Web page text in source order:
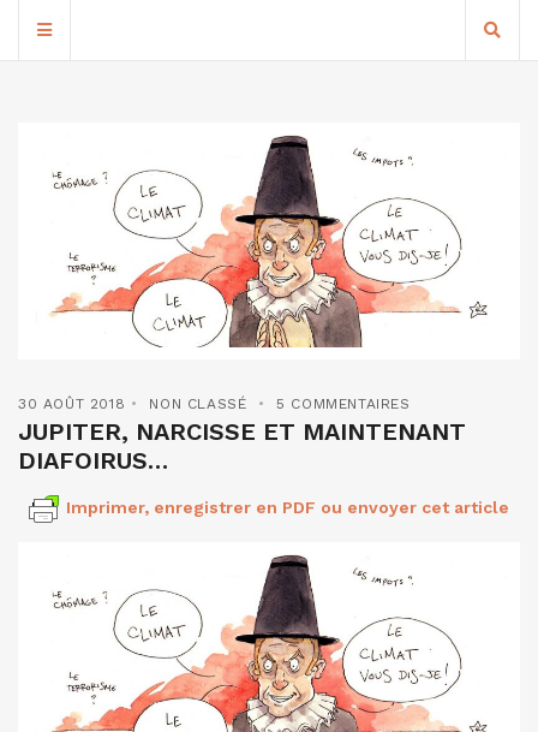
30 AOÛT 2018 NON CLASSÉ 5 COMMENTAIRES
JUPITER, NARCISSE ET MAINTENANT
DIAFOIRUS…
Imprimer, enregistrer en PDF ou envoyer cet article